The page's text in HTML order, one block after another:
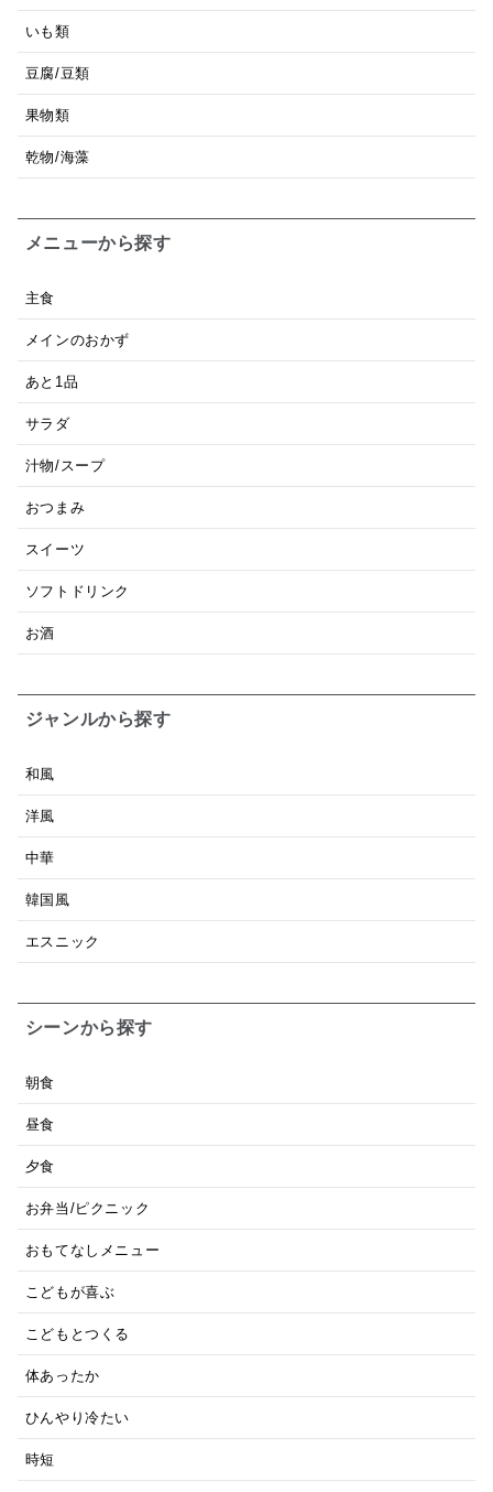
いも類
豆腐/豆類
果物類
乾物/海藻
メニューから探す
主食
メインのおかず
あと1品
サラダ
汁物/スープ
おつまみ
スイーツ
ソフトドリンク
お酒
ジャンルから探す
和風
洋風
中華
韓国風
エスニック
シーンから探す
朝食
昼食
夕食
お弁当/ピクニック
おもてなしメニュー
こどもが喜ぶ
こどもとつくる
体あったか
ひんやり冷たい
時短